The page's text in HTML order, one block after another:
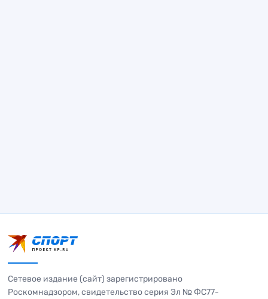
Сетевое издание (сайт) зарегистрировано
Роскомнадзором, свидетельство серия Эл № ФС77-